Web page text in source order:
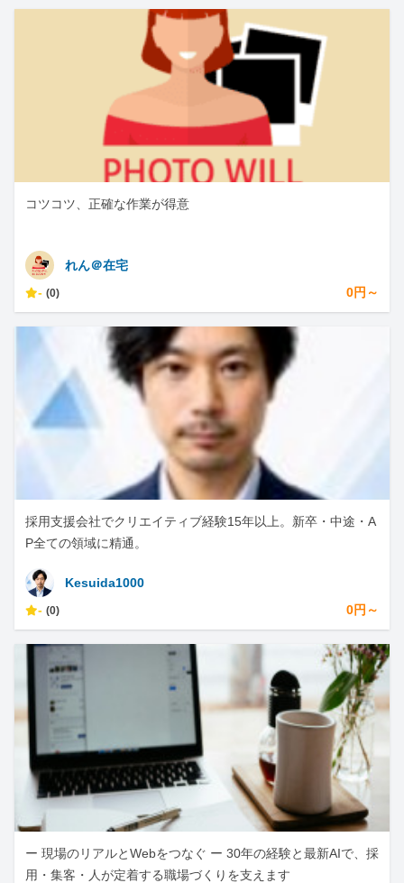
コツコツ、正確な作業が得意
れん＠在宅
- (0) 0円～
採用支援会社でクリエイティブ経験15年以上。新卒・中途・A
P全ての領域に精通。
Kesuida1000
- (0) 0円～
ー 現場のリアルとWebをつなぐ ー 30年の経験と最新AIで、採
用・集客・人が定着する職場づくりを支えます